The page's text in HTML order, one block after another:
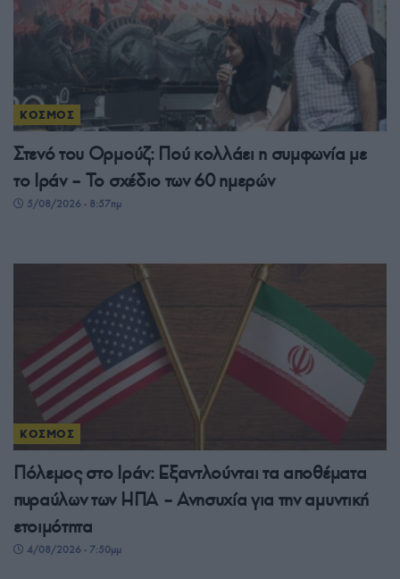
ΚΟΣΜΟΣ
Στενό του Ορμούζ: Πού κολλάει η συμφωνία με
το Ιράν – Το σχέδιο των 60 ημερών
5/08/2026 - 8:57πμ
ΚΟΣΜΟΣ
Πόλεμος στο Ιράν: Εξαντλούνται τα αποθέματα
πυραύλων των ΗΠΑ – Ανησυχία για την αμυντική
ετοιμότητα
4/08/2026 - 7:50μμ